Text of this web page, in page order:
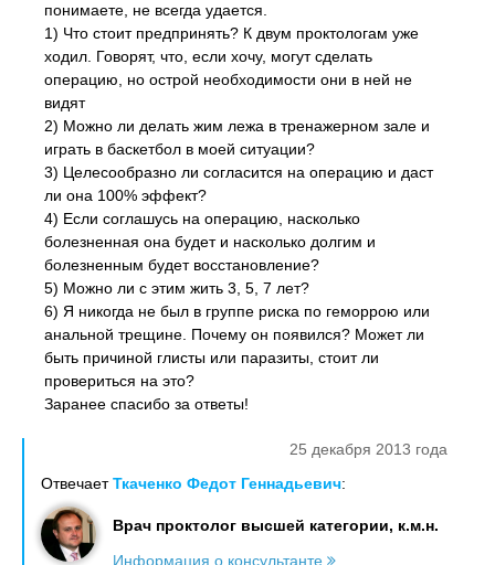
понимаете, не всегда удается.
1) Что стоит предпринять? К двум проктологам уже
ходил. Говорят, что, если хочу, могут сделать
операцию, но острой необходимости они в ней не
видят
2) Можно ли делать жим лежа в тренажерном зале и
играть в баскетбол в моей ситуации?
3) Целесообразно ли согласится на операцию и даст
ли она 100% эффект?
4) Если соглашусь на операцию, насколько
болезненная она будет и насколько долгим и
болезненным будет восстановление?
5) Можно ли с этим жить 3, 5, 7 лет?
6) Я никогда не был в группе риска по геморрою или
анальной трещине. Почему он появился? Может ли
быть причиной глисты или паразиты, стоит ли
провериться на это?
Заранее спасибо за ответы!
25 декабря 2013 года
ОтвечаетТкаченко Федот Геннадьевич:
Врач проктолог высшей категории, к.м.н.
Информация о консультанте